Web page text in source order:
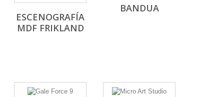
ESCENOGRAFÍA
MDF FRIKLAND
BANDUA